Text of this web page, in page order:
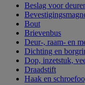
Beslag voor
Bout
Brievenbus
Deur-, raam- en
Dichting en
Dop, inzetstuk,
Draadstift
Haak en